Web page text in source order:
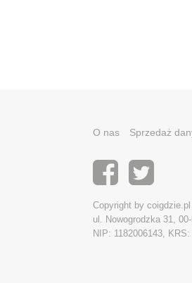
O nas Sprzedaż
Copyright by
ul. Nowogrodzka 31,
NIP: 1182006143,